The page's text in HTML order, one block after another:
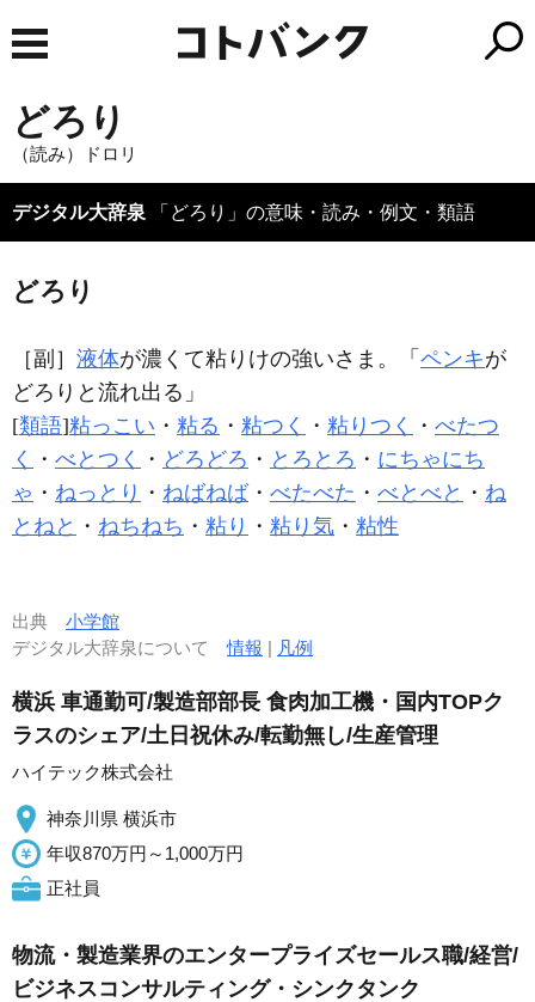
どろり
（読み）ドロリ
デジタル大辞泉 「どろり」の意味・読み・例文・類語
どろり
［副］ 液体が濃くて粘りけの強いさま。「 ペンキが
どろり と流れ出る」
[類語]粘っこい ・ 粘る ・ 粘つく ・ 粘りつく ・ べたつ
く
・ べとつく ・ どろどろ ・ とろとろ ・ にちゃにち
ゃ ・ ねっとり ・ ねばねば・ べたべた ・ べとべと ・ ね
とねと ・ ねちねち ・ 粘り ・ 粘り気 ・ 粘性
出典 小学館
デジタル大辞泉について情報 | 凡例
横浜 車通勤可/製造部部長 食肉加工機・国内TOPク
ラスのシェア/土日祝休み/転勤無し/生産管理
ハイテック株式会社
神奈川県 横浜市
年収870万円～1,000万円
正社員
物流・製造業界のエンタープライズセールス職/経営/
ビジネスコンサルティング・シンクタンク